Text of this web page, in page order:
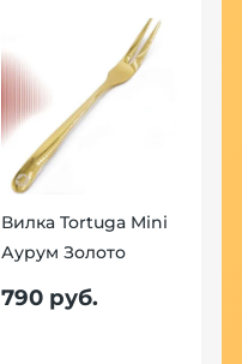
Вилка Tortuga Mini
Аурум Золото
790 руб.